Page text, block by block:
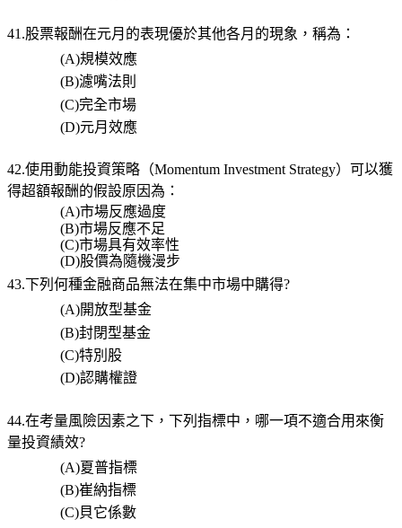
41.股票報酬在元月的表現優於其他各月的現象，稱為：
(A)規模效應
(B)濾嘴法則
(C)完全市場
(D)元月效應
42.使用動能投資策略（Momentum Investment Strategy）可以獲
得超額報酬的假設原因為：
(A)市場反應過度
(B)市場反應不足
(C)市場具有效率性
(D)股價為隨機漫步
43.下列何種金融商品無法在集中市場中購得?
(A)開放型基金
(B)封閉型基金
(C)特別股
(D)認購權證
44.在考量風險因素之下，下列指標中，哪一項不適合用來衡
量投資績效?
(A)夏普指標
(B)崔納指標
(C)貝它係數